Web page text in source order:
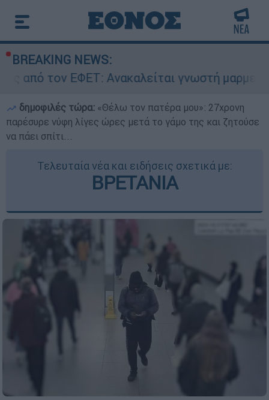
BREAKING NEWS:
Ανακαλείται γνωστή μαρμελάδα - Κίνδυνος
δημοφιλές τώρα: «Θέλω τον πατέρα μου»: 27χρονη
παρέσυρε νύφη λίγες ώρες μετά το γάμο της και ζητούσε
να πάει σπίτι...
Τελευταία νέα και ειδήσεις σχετικά με:
ΒΡΕΤΑΝΙΑ